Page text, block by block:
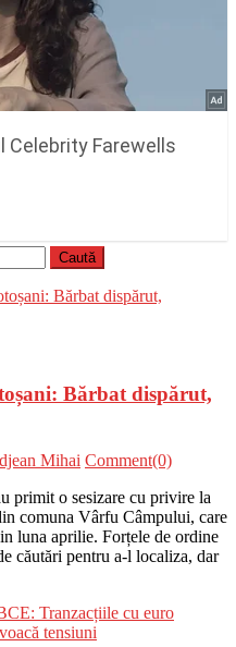
Bărbat dispărut,
Mihai Comment(0)
primit o sesizare cu privire la
comuna Vârfu Câmpului, care
luna aprilie. Forțele de ordine
căutări pentru a-l localiza, dar